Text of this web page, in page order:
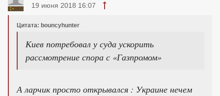
19 июня 2018 16:07
Цитата: bouncyhunter
Киев потребовал у суда ускорить
рассмотрение спора с «Газпромом»
А ларчик просто открывался : Украине нечем